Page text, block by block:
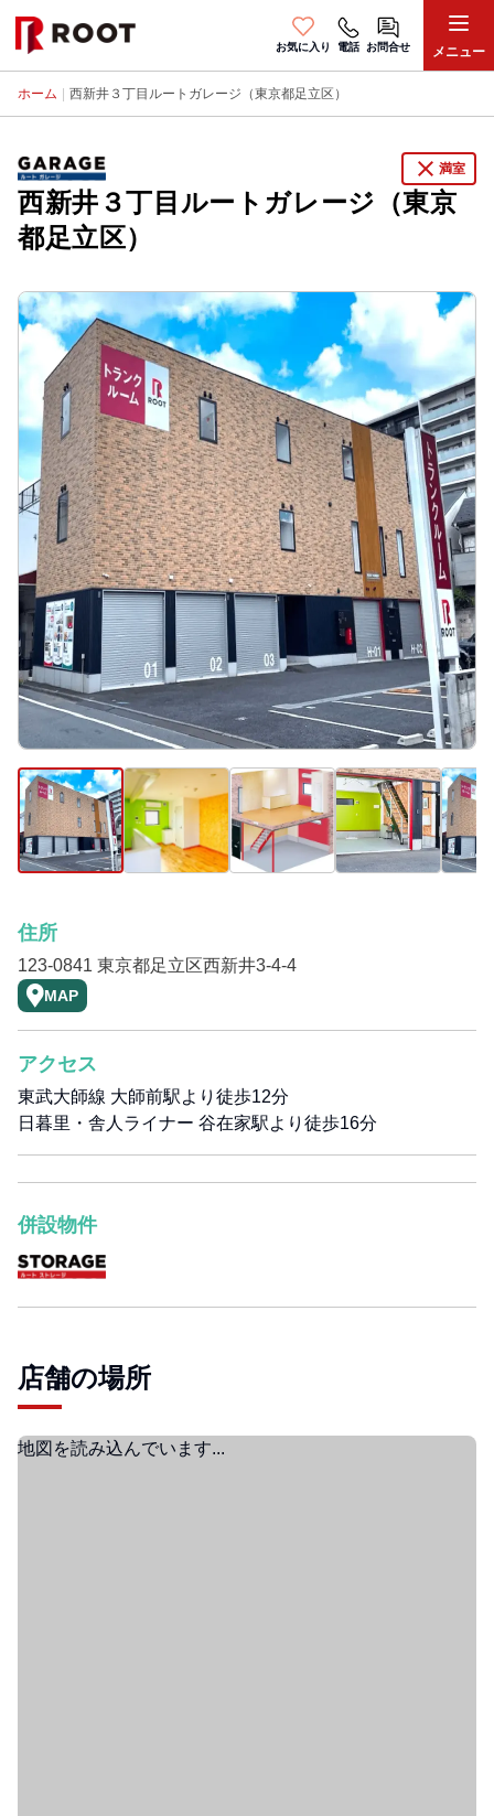
お気に入り 電話 お問合せ メニュー
ホーム 西新井３丁目ルートガレージ（東京都足立区）
close 満室
西新井３丁目ルートガレージ（東京
都足立区）
住所
123-0841 東京都足立区西新井3-4-4
MAP
アクセス
東武大師線 大師前駅より徒歩12分
日暮里・舎人ライナー 谷在家駅より徒歩16分
併設物件
店舗の場所
地図を読み込んでいます...